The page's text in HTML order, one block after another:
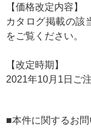
【価格改定内容】
カタログ掲載の該
をご覧ください。
【改定時期】
2021年10月1日ご
■本件に関するお